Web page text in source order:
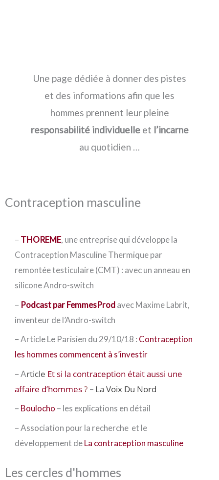
Une page dédiée à donner des pistes
et des informations afin que les
hommes prennent leur pleine
responsabilité individuelleet l’incarne
au quotidien …
Contraception masculine
– THOREME, une entreprise qui développe la
Contraception Masculine Thermique par
remontée testiculaire (CMT) : avec un anneau en
silicone Andro-switch
– Podcast par FemmesProdavec Maxime Labrit,
inventeur de l’Andro-switch
– Article Le Parisien du 29/10/18 : Contraception
les hommes commencent à s’investir
– Article Et si la contraception était aussi une
affaire d’hommes? – La Voix Du Nord
– Boulocho – les explications en détail
– Association pour la recherche et le
développement deLa contraception masculine
Les cercles d'hommes